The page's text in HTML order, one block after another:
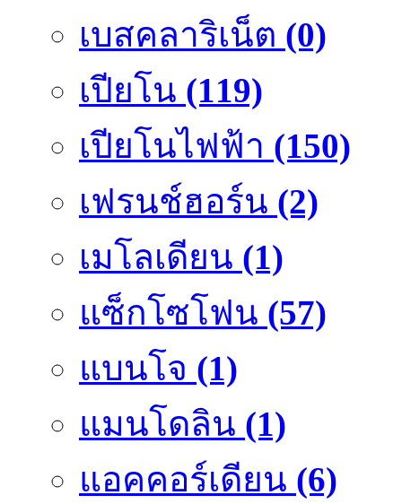
เบสคลาริเน็ต (0)
เปียโน (119)
เปียโนไฟฟ้า (150)
เฟรนช์ฮอร์น (2)
เมโลเดียน (1)
แซ็กโซโฟน (57)
แบนโจ (1)
แมนโดลิน (1)
แอคคอร์เดียน (6)